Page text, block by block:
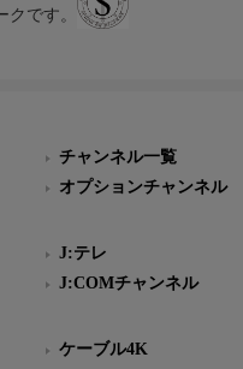
です。
チャンネル一覧
オプションチャンネル
J:テレ
J:COMチャンネル
ケーブル4K